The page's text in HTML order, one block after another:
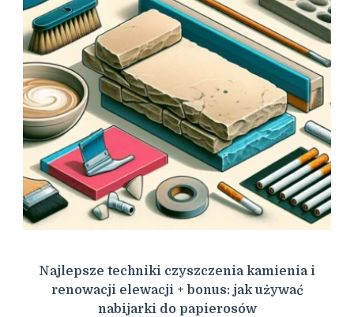
Najlepsze techniki czyszczenia kamienia i
renowacji elewacji + bonus: jak używać
nabijarki do papierosów